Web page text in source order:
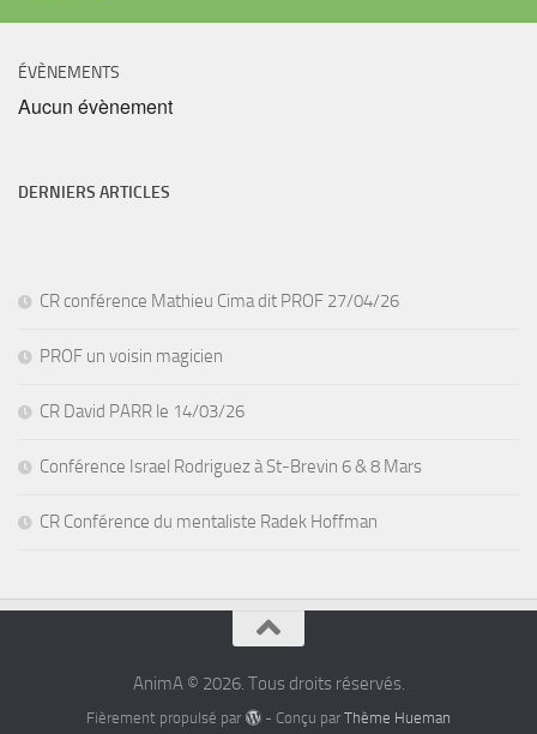
ÉVÈNEMENTS
Aucun évènement
DERNIERS ARTICLES
CR conférence Mathieu Cima dit PROF 27/04/26
PROF un voisin magicien
CR David PARR le 14/03/26
Conférence Israel Rodriguez à St-Brevin 6 & 8 Mars
CR Conférence du mentaliste Radek Hoffman
AnimA © 2026. Tous droits réservés.
Fièrement propulsé par - Conçu par Thème Hueman